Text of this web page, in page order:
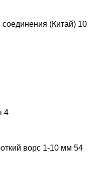
соединения (Китай) 10
4
ворс 1-10 мм 54